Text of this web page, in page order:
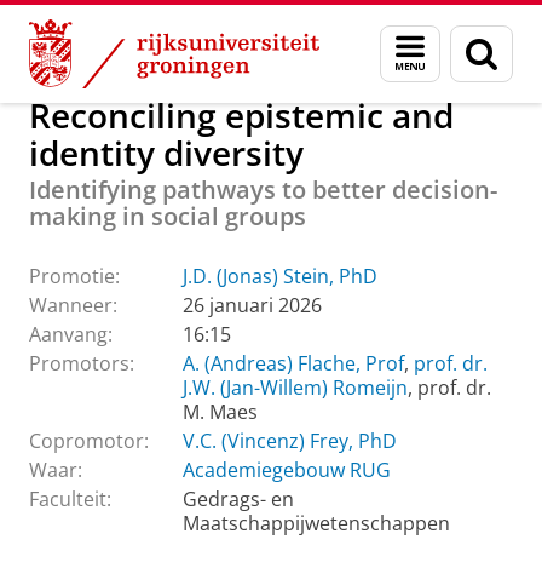
Skip
Content
Skip
Navigation
Menu
en
zoeken
Over ons Actueel Evenementen Promoties
Reconciling epistemic and
identity diversity
Identifying pathways to better decision-
making in social groups
Promotie:
J.D. (Jonas) Stein, PhD
Wanneer:
26 januari 2026
Aanvang:
16:15
Promotors:
A. (Andreas) Flache, Prof, prof. dr.
J.W. (Jan-Willem) Romeijn, prof. dr.
M. Maes
Copromotor:
V.C. (Vincenz) Frey, PhD
Waar:
Academiegebouw RUG
Faculteit:
Gedrags- en
Maatschappijwetenschappen